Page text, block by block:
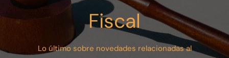
Fiscal
Lo último sobre novedades relacionadas al